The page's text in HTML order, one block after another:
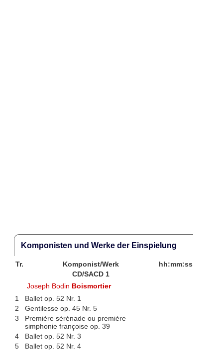
Komponisten und Werke der Einspielung
Tr. Komponist/Werk
hh:mm:ss
CD/SACD 1
Joseph Bodin Boismortier
1
Ballet op. 52 Nr. 1
2
Gentilesse op. 45 Nr. 5
3
Première sérénade ou première
simphonie françoise op. 39
4
Ballet op. 52 Nr. 3
5
Ballet op. 52 Nr. 4